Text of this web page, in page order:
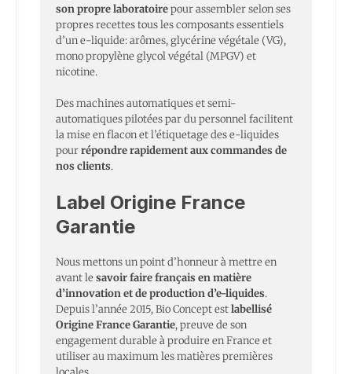
son propre laboratoirepour assembler selon ses
propres recettes tous les composants essentiels
d’un e-liquide: arômes, glycérine végétale (VG),
mono propylène glycol végétal (MPGV) et
nicotine.
Des machines automatiques et semi-
automatiques pilotées par du personnel facilitent
la mise en flacon et l’étiquetage des e-liquides
pourrépondre rapidement aux commandes de
nos clients.
Label Origine France
Garantie
Nous mettons un point d’honneur à mettre en
avant lesavoir faire français en matière
d’innovation et de production d’e-liquides.
Depuis l’année 2015, Bio Concept estlabellisé
Origine France Garantie, preuve de son
engagement durable à produire en France et
utiliser au maximum les matières premières